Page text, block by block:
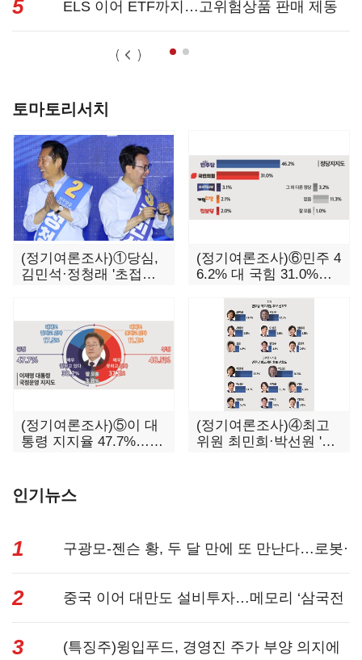
표준화 ...
5 ELS 이어 ETF까지…고위험상품 판매 제동
걸린 은행 ...
토마토리서치
(정기여론조사)①당심,
김민석·정청래 '초접
(정기여론조사)⑥민주 4
6.2% 대 국힘 31.0%…
(정기여론조사)⑤이 대
통령 지지율 47.7%…일
(정기여론조사)④최고
위원 최민희·박선원 '양
인기뉴스
1 구광모-젠슨 황, 두 달 만에 또 만난다…로봇·
AI 등 논...
2 중국 이어 대만도 설비투자…메모리 ‘삼국전
쟁’
3 (특징주)윙입푸드, 경영진 주가 부양 의지에